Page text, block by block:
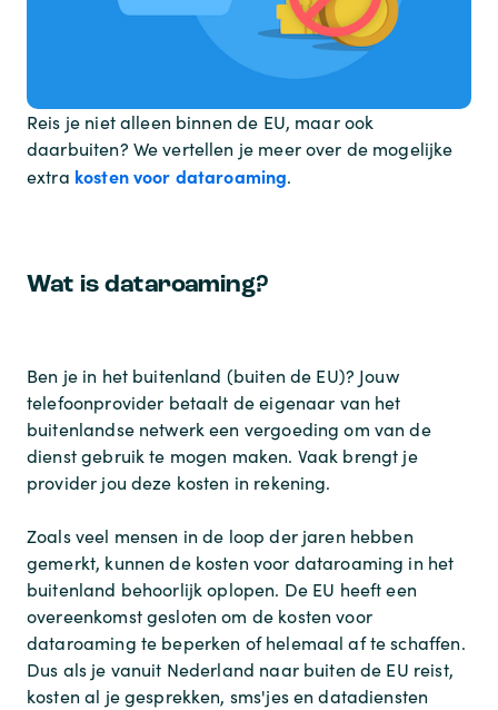
Reis je niet alleen binnen de EU, maar ook
daarbuiten? We vertellen je meer over de mogelijke
extra kosten voor dataroaming.
Wat is dataroaming?
Ben je in het buitenland (buiten de EU)? Jouw
telefoonprovider betaalt de eigenaar van het
buitenlandse netwerk een vergoeding om van de
dienst gebruik te mogen maken. Vaak brengt je
provider jou deze kosten in rekening.
Zoals veel mensen in de loop der jaren hebben
gemerkt, kunnen de kosten voor dataroaming in het
buitenland behoorlijk oplopen. De EU heeft een
overeenkomst gesloten om de kosten voor
dataroaming te beperken of helemaal af te schaffen.
Dus als je vanuit Nederland naar buiten de EU reist,
kosten al je gesprekken, sms'jes en datadiensten